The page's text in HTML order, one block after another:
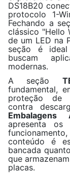
DS18B20
protocolo 1-
Fechando a
clássico "Hello
de um LED na
seção é
buscam
modernas.
A seção
fundamental,
proteção de
contra
Embalagens
apresenta os
conteúdo é
bancada
que
placas.